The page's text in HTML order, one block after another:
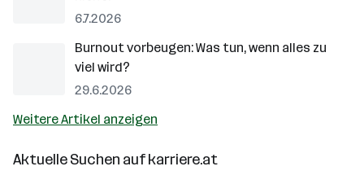
6.7.2026
Burnout vorbeugen: Was tun, wenn alles zu
viel wird?
29.6.2026
Weitere Artikel anzeigen
Aktuelle Suchen aufkarriere.at